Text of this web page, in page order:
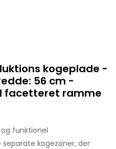
kogeplade -
56 cm -
facetteret ramme
og funktionel
kogezoner, der